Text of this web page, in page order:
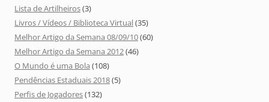
Lista de Artilheiros(3)
Livros / Vídeos / Biblioteca Virtual(35)
Melhor Artigo da Semana 08/09/10(60)
Melhor Artigo da Semana 2012(46)
O Mundo é uma Bola (108)
Pendências Estaduais 2018(5)
Perfis de Jogadores(132)